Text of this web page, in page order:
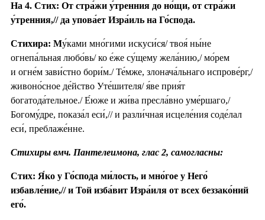
На 4. Стих: От стра́жи у́тренния до но́щи, от стра́жи
у́тренния,// да упова́ет Изра́иль на Го́спода.
Стихира: Му́ками мно́гими искуси́ся/ твоя́ ны́не
огнепа́льная любо́вь/ ко е́же су́щему жела́нию,/ мо́рем
и огне́м зави́стно бори́м./ Те́мже, злонача́льнаго испрове́рг,/
живоно́сное де́йство Уте́шителя/ я́ве прия́т
богатода́тельное./ Е́юже и жи́ва пресла́вно уме́ршаго,/
Богому́дре, показа́л еси́,// и разли́чная исцеле́ния соде́лал
еси́, преблаже́нне.
Стихиры вмч. Пантелеимона, глас 2, самогласны:
Стих: Я́ко у Го́спода ми́лость, и мно́гое у Него́
избавле́ние,// и Той изба́вит Изра́иля от всех беззако́ний
его́.